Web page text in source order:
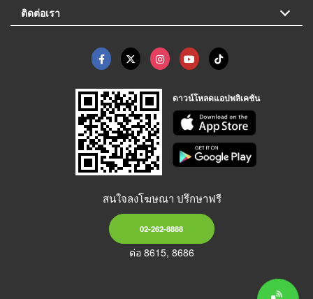
ติดต่อเรา
ดาวน์โหลดแอปพลิเคชัน
สนใจลงโฆษณา ปรึกษาฟรี
02-262-8888
ต่อ 8615, 8686